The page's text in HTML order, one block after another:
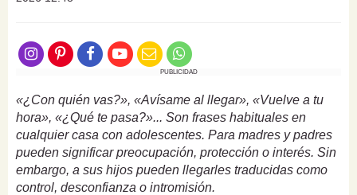
PUBLICIDAD
«¿Con quién vas?», «Avísame al llegar», «Vuelve a tu
hora», «¿Qué te pasa?»... Son frases habituales en
cualquier casa con adolescentes. Para madres y padres
pueden significar preocupación, protección o interés. Sin
embargo, a sus hijos pueden llegarles traducidas como
control, desconfianza o intromisión.